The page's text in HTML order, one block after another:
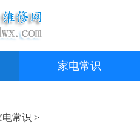
家电常识
电常识 >